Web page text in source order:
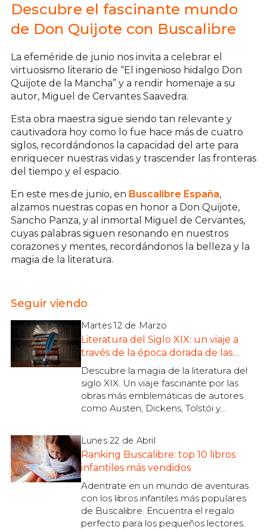
Descubre el fascinante mundo
de Don Quijote con Buscalibre
La efeméride de junio nos invita a celebrar el
virtuosismo literario de “El ingenioso hidalgo Don
Quijote de la Mancha” y a rendir homenaje a su
autor, Miguel de Cervantes Saavedra.
Esta obra maestra sigue siendo tan relevante y
cautivadora hoy como lo fue hace más de cuatro
siglos, recordándonos la capacidad del arte para
enriquecer nuestras vidas y trascender las fronteras
del tiempo y el espacio.
En este mes de junio, en Buscalibre España,
alzamos nuestras copas en honor a Don Quijote,
Sancho Panza, y al inmortal Miguel de Cervantes,
cuyas palabras siguen resonando en nuestros
corazones y mentes, recordándonos la belleza y la
magia de la literatura.
Seguir viendo
Martes 12 de Marzo
Literatura del Siglo XIX: un viaje a
través de la época dorada de las
letras
Descubre la magia de la literatura del
siglo XIX. Un viaje fascinante por las
obras más emblemáticas de autores
como Austen, Dickens, Tolstói y
de las letras!
Lunes 22 de Abril
Ranking Buscalibre: top 10 libros
infantiles más vendidos
Adentrate en un mundo de aventuras
con los libros infantiles más populares
de Buscalibre. Encuentra el regalo
perfecto para los pequeños lectores.